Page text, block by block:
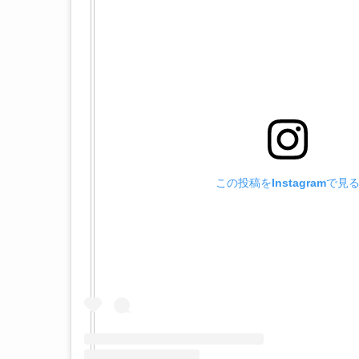
この投稿をInstagramで見る